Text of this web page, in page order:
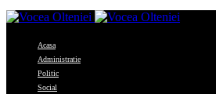
Acasa
Administratie
Politic
Social